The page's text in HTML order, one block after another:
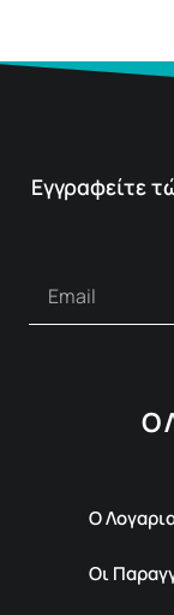
Εγγραφείτε
Ο
Ο
Οι